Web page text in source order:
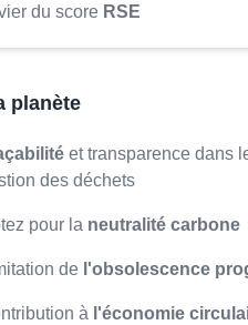
du score RSE
planète
et transparence dans
des déchets
pour la neutralité carbone
de l'obsolescence
à l'économie